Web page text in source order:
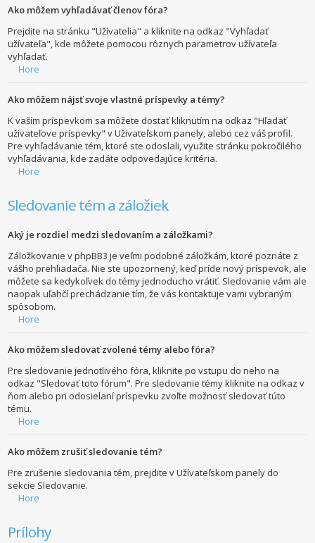
Ako môžem vyhľadávať členov fóra?
Prejdite na stránku "Užívatelia" a kliknite na odkaz "Vyhľadať
užívateľa", kde môžete pomocou rôznych parametrov užívateľa
vyhľadať.
Hore
Ako môžem nájsť svoje vlastné príspevky a témy?
K vaším príspevkom sa môžete dostať kliknutím na odkaz "Hľadať
užívateľove príspevky" v Užívateľskom panely, alebo cez váš profil.
Pre vyhľadávanie tém, ktoré ste odoslali, využite stránku pokročilého
vyhľadávania, kde zadáte odpovedajúce kritéria.
Hore
Sledovanie tém a záložiek
Aký je rozdiel medzi sledovaním a záložkami?
Záložkovanie v phpBB3 je veľmi podobné záložkám, ktoré poznáte z
vášho prehliadača. Nie ste upozornený, keď príde nový príspevok, ale
môžete sa kedykoľvek do témy jednoducho vrátiť. Sledovanie vám ale
naopak uľahčí prechádzanie tím, že vás kontaktuje vami vybraným
spôsobom.
Hore
Ako môžem sledovať zvolené témy alebo fóra?
Pre sledovanie jednotlivého fóra, kliknite po vstupu do neho na
odkaz "Sledovať toto fórum". Pre sledovanie témy kliknite na odkaz v
ňom alebo pri odosielaní príspevku zvoľte možnosť sledovať túto
tému.
Hore
Ako môžem zrušiť sledovanie tém?
Pre zrušenie sledovania tém, prejdite v Užívateľskom panely do
sekcie Sledovanie.
Hore
Prílohy